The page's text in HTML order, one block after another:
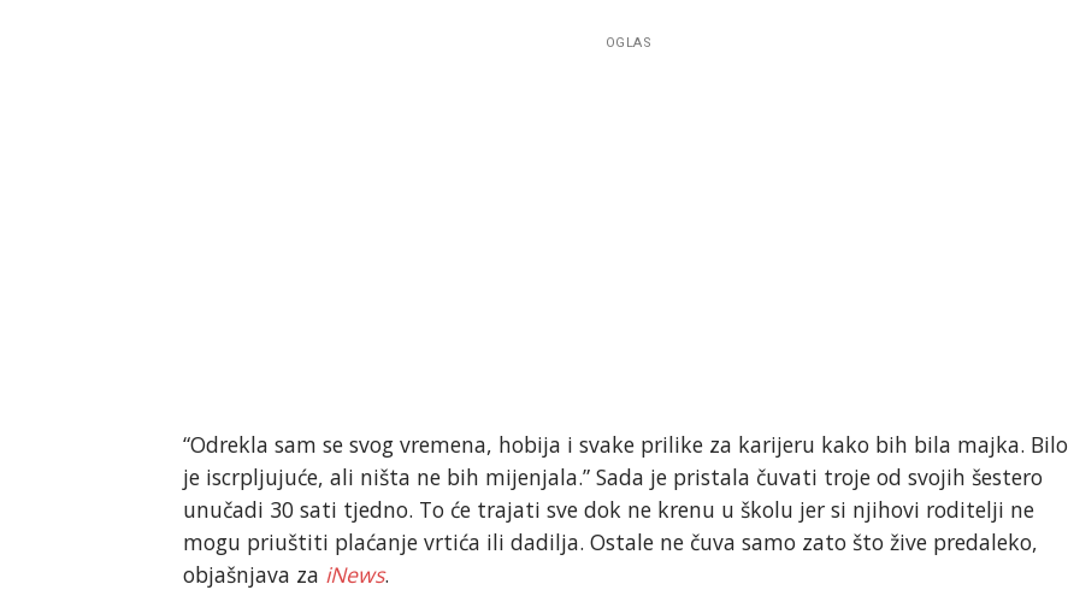
OGLAS
“Odrekla sam se svog vremena, hobija i svake prilike za karijeru kako bih bila majka. Bilo
je iscrpljujuće, ali ništa ne bih mijenjala.” Sada je pristala čuvati troje od svojih šestero
unučadi 30 sati tjedno. To će trajati sve dok ne krenu u školu jer si njihovi roditelji ne
mogu priuštiti plaćanje vrtića ili dadilja. Ostale ne čuva samo zato što žive predaleko,
objašnjava za iNews.